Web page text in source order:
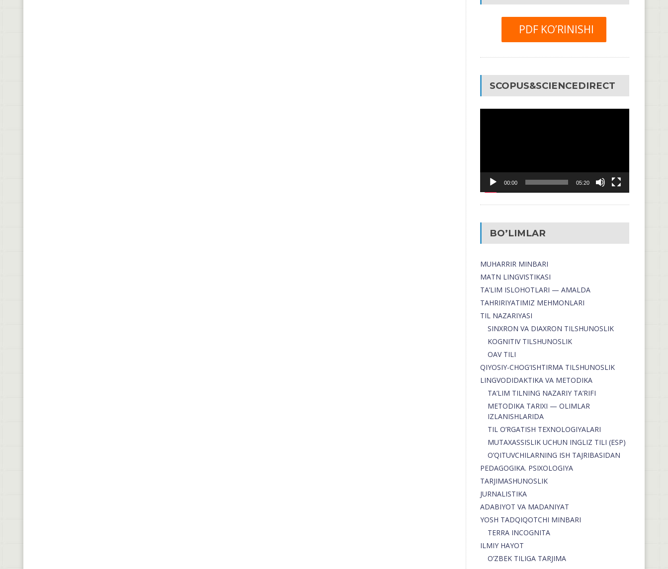
PDF KO’RINISHI
SCOPUS&SCIENCEDIRECT
00:00 05:20
BO’LIMLAR
MUHARRIR MINBARI
MATN LINGVISTIKASI
TA’LIM ISLOHOTLARI — AMALDA
TAHRIRIYATIMIZ MEHMONLARI
TIL NAZARIYASI
SINXRON VA DIAXRON TILSHUNOSLIK
KOGNITIV TILSHUNOSLIK
OAV TILI
QIYOSIY-CHOG‘ISHTIRMA TILSHUNOSLIK
LINGVODIDAKTIKA VA METODIKA
TA’LIM TILNING NAZARIY TA’RIFI
METODIKA TARIXI — OLIMLAR
IZLANISHLARIDA
TIL O’RGATISH TEXNOLOGIYALARI
MUTAXASSISLIK UCHUN INGLIZ TILI (ESP)
O’QITUVCHILARNING ISH TAJRIBASIDAN
PEDAGOGIKA. PSIXOLOGIYA
TARJIMASHUNOSLIK
JURNALISTIKA
ADABIYOT VA MADANIYAT
YOSH TADQIQOTCHI MINBARI
TERRA INCOGNITA
ILMIY HAYOT
O’ZBEK TILIGA TARJIMA